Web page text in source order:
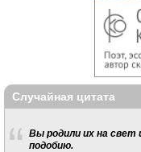
Случайная цитата
Вы родили их на свет
подобию.